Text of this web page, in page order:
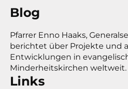
Blog
Pfarrer Enno Haaks,
berichtet über Projekte und
Entwicklungen in
Minderheitskirchen weltweit.
Links